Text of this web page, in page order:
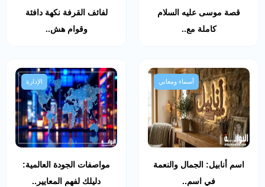
قصة موسى عليه السلام
كاملة مع..
لفائف القرفة نكهة دافئة
وقوام هش..
أسماء ومعاني
اسم أنابيل: الجمال والنعمة
في اسم..
الإدارة
مواصفات الجودة العالمية:
دليلك لفهم المعايير..